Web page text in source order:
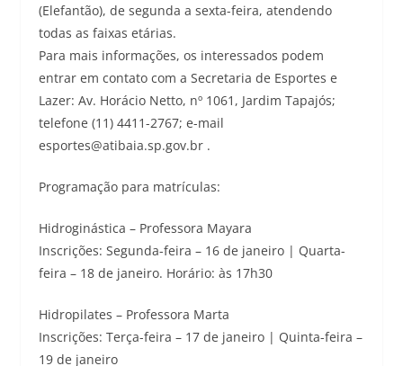
(Elefantão), de segunda a sexta-feira, atendendo
todas as faixas etárias.
Para mais informações, os interessados podem
entrar em contato com a Secretaria de Esportes e
Lazer: Av. Horácio Netto, nº 1061, Jardim Tapajós;
telefone (11) 4411-2767; e-mail
esportes@atibaia.sp.gov.br .
Programação para matrículas:
Hidroginástica – Professora Mayara
Inscrições: Segunda-feira – 16 de janeiro | Quarta-
feira – 18 de janeiro. Horário: às 17h30
Hidropilates – Professora Marta
Inscrições: Terça-feira – 17 de janeiro | Quinta-feira –
19 de janeiro